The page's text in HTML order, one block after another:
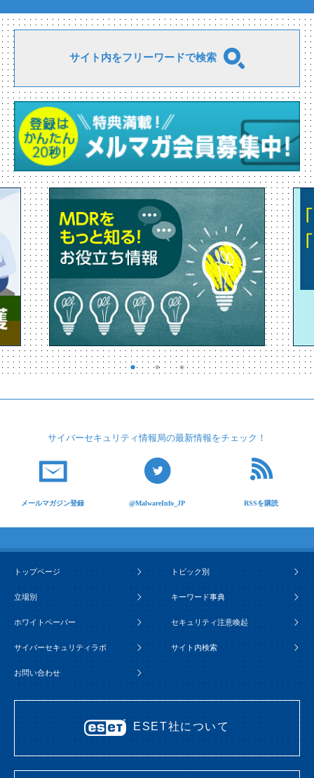
サイト内をフリーワードで検索
サイバーセキュリティ情報局の最新情報をチェック！
メールマガジン登録 @MalwareInfo_JP RSSを購読
トップページ トピック別
立場別 キーワード事典
ホワイトペーパー セキュリティ注意喚起
サイバーセキュリティラボ サイト内検索
お問い合わせ
ESET社について